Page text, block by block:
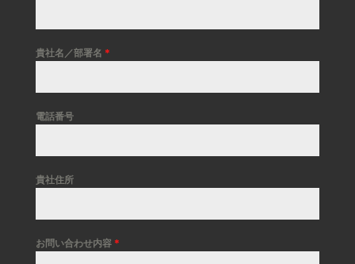
貴社名／部署名 *
電話番号
貴社住所
お問い合わせ内容 *